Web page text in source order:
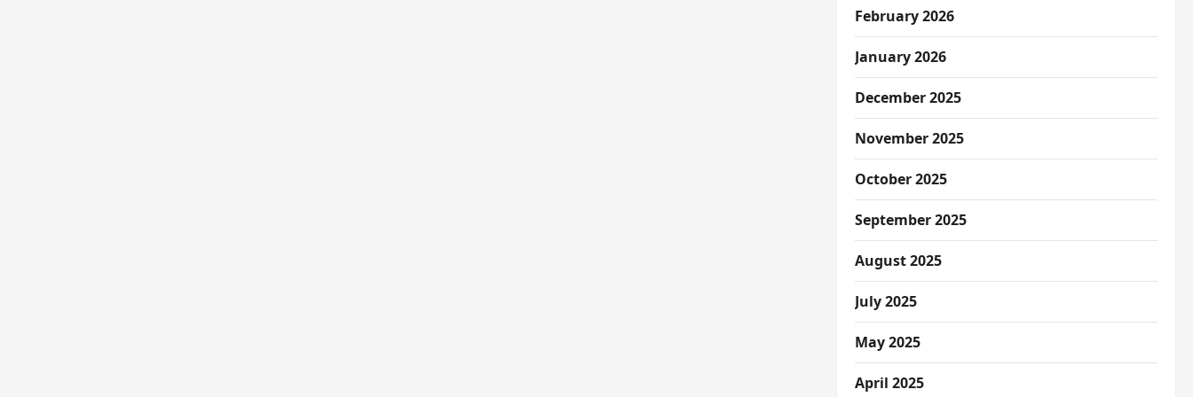
February 2026
January 2026
December 2025
November 2025
October 2025
September 2025
August 2025
July 2025
May 2025
April 2025